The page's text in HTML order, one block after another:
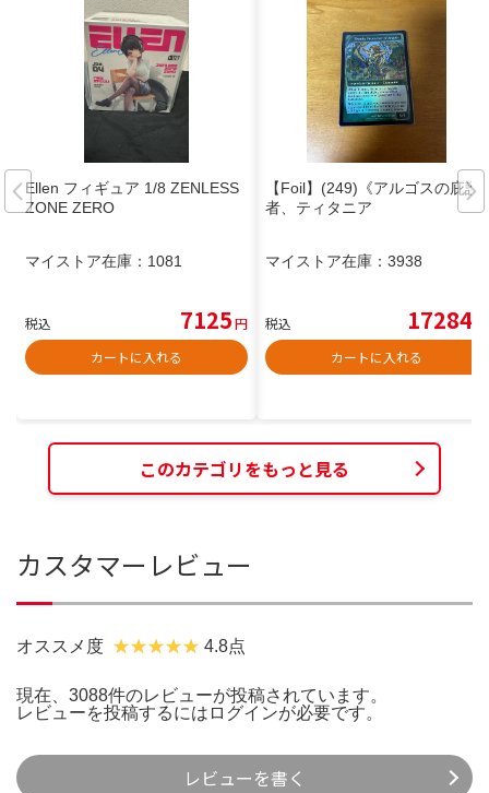
Ellen フィギュア 1/8 ZENLESS
ZONE ZERO
マイストア在庫： 1081
税込 7125円
カートに入れる
【Foil】(249)《アルゴスの庇護
者、ティタニア
マイストア在庫： 3938
税込 17284
カートに入れる
このカテゴリをもっと見る
カスタマーレビュー
オススメ度 4.8点
現在、3088件のレビューが投稿されています。
レビューを投稿するには ログインが必要です。
レビューを書く